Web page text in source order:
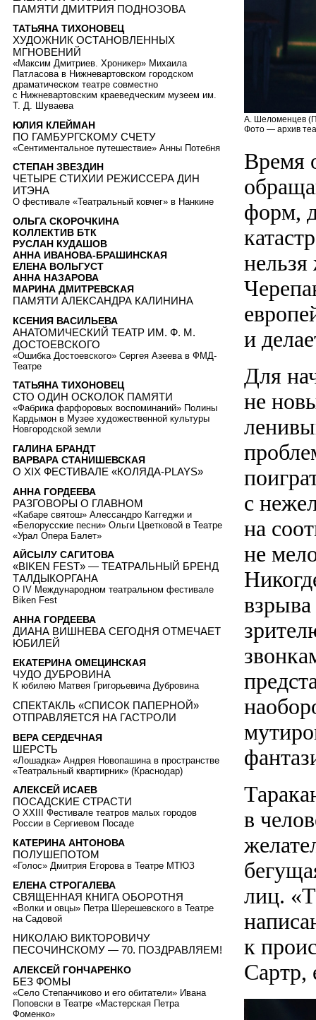
А. Шеломенцев
Фото — архив
Время
форм,
и
Для
не
с
на
не
в
лиц.
к
Сартр,
ПАМЯТИ ДМИТРИЯ ПОДНОЗОВА
ТАТЬЯНА ТИХОНОВЕЦ
ХУДОЖНИК ОСТАНОВЛЕННЫХ
МГНОВЕНИЙ
«Максим Дмитриев. Хроникер» Михаила
Патласова в Нижневартовском городском
драматическом театре совместно
с Нижневартовским краеведческим музеем им.
Т. Д. Шуваева
ЮЛИЯ КЛЕЙМАН
ПО ГАМБУРГСКОМУ СЧЕТУ
«Сентиментальное путешествие» Анны Потебня
СТЕПАН ЗВЕЗДИН
ЧЕТЫРЕ СТИХИИ РЕЖИССЕРА ДИН
ИТЭНА
О фестивале «Театральный ковчег» в Нанкине
ОЛЬГА СКОРОЧКИНА
КОЛЛЕКТИВ БТК
РУСЛАН КУДАШОВ
АННА ИВАНОВА-БРАШИНСКАЯ
ЕЛЕНА ВОЛЬГУСТ
АННА НАЗАРОВА
МАРИНА ДМИТРЕВСКАЯ
ПАМЯТИ АЛЕКСАНДРА КАЛИНИНА
КСЕНИЯ ВАСИЛЬЕВА
АНАТОМИЧЕСКИЙ ТЕАТР ИМ. Ф. М.
ДОСТОЕВСКОГО
«Ошибка Достоевского» Сергея Азеева в ФМД-
Театре
ТАТЬЯНА ТИХОНОВЕЦ
СТО ОДИН ОСКОЛОК ПАМЯТИ
«Фабрика фарфоровых воспоминаний» Полины
Кардымон в Музее художественной культуры
Новгородской земли
ГАЛИНА БРАНДТ
ВАРВАРА СТАНИШЕВСКАЯ
О XIX ФЕСТИВАЛЕ «КОЛЯДА-PLAYS»
АННА ГОРДЕЕВА
РАЗГОВОРЫ О ГЛАВНОМ
«Кабаре святош» Алессандро Каггеджи и
«Белорусские песни» Ольги Цветковой в Театре
«Урал Опера Балет»
АЙСЫЛУ САГИТОВА
«BIKEN FEST» — ТЕАТРАЛЬНЫЙ БРЕНД
ТАЛДЫКОРГАНА
О IV Международном театральном фестивале
Biken Fest
АННА ГОРДЕЕВА
ДИАНА ВИШНЕВА СЕГОДНЯ ОТМЕЧАЕТ
ЮБИЛЕЙ
ЕКАТЕРИНА ОМЕЦИНСКАЯ
ЧУДО ДУБРОВИНА
К юбилею Матвея Григорьевича Дубровина
СПЕКТАКЛЬ «СПИСОК ПАПЕРНОЙ»
ОТПРАВЛЯЕТСЯ НА ГАСТРОЛИ
ВЕРА СЕРДЕЧНАЯ
ШЕРСТЬ
«Лошадка» Андрея Новопашина в пространстве
«Театральный квартирник» (Краснодар)
АЛЕКСЕЙ ИСАЕВ
ПОСАДСКИЕ СТРАСТИ
О XXIII Фестивале театров малых городов
России в Сергиевом Посаде
КАТЕРИНА АНТОНОВА
ПОЛУШЕПОТОМ
«Голос» Дмитрия Егорова в Театре МТЮЗ
ЕЛЕНА СТРОГАЛЕВА
СВЯЩЕННАЯ КНИГА ОБОРОТНЯ
«Волки и овцы» Петра Шерешевского в Театре
на Садовой
НИКОЛАЮ ВИКТОРОВИЧУ
ПЕСОЧИНСКОМУ — 70. ПОЗДРАВЛЯЕМ!
АЛЕКСЕЙ ГОНЧАРЕНКО
БЕЗ ФОМЫ
«Село Степанчиково и его обитатели» Ивана
Поповски в Театре «Мастерская Петра
Фоменко»